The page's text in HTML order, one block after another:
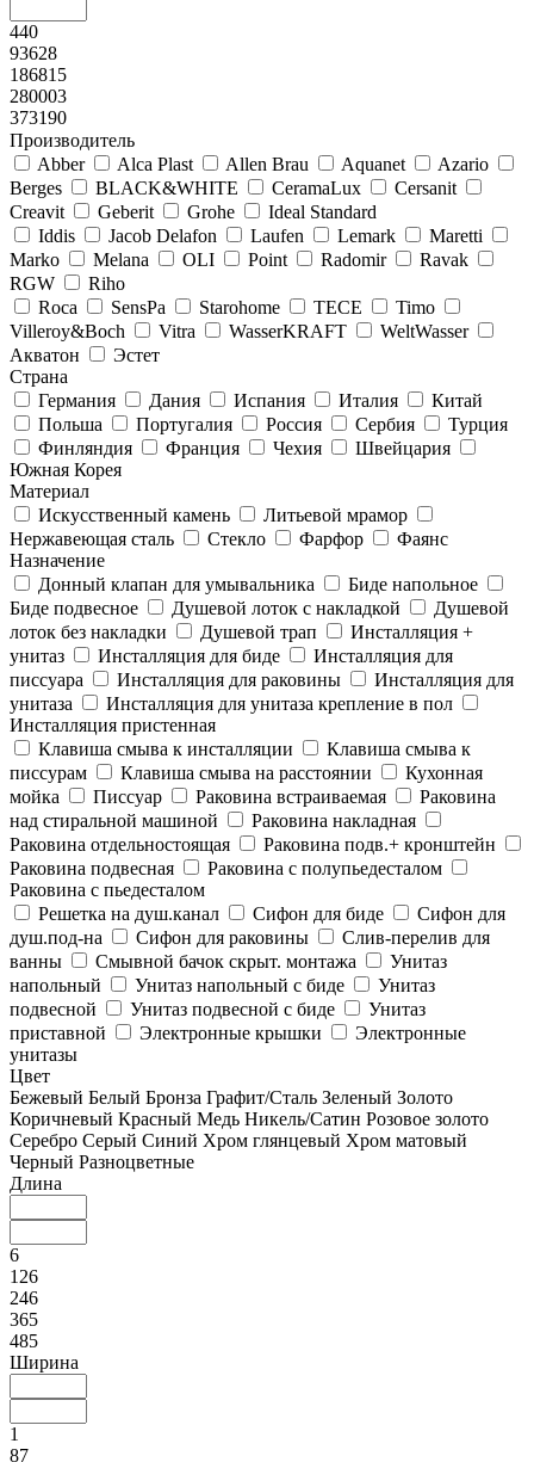
440
93628
186815
280003
373190
Производитель
Abber
Alca Plast Allen Brau Aquanet
Azario
Berges
BLACK&WHITE CeramaLux
Cersanit
Creavit
Geberit Grohe
Ideal Standard
Iddis
Jacob Delafon Laufen Lemark
Maretti
Marko
Melana OLI Point Radomir
Ravak
RGW
Riho
Roca
SensPa Starohome TECE
Timo
Villeroy&Boсh
Vitra WasserKRAFT
WeltWasser
Акватон
Эстет
Страна
Германия
Дания Испания Италия
Китай
Польша
Португалия Россия Сербия
Турция
Финляндия
Франция Чехия
Швейцария
Южная Корея
Материал
Искусственный камень
Литьевой мрамор
Нержавеющая сталь
Стекло Фарфор
Фаянс
Назначение
Донный клапан для умывальника
Биде напольное
Биде подвесное
Душевой лоток с накладкой
Душевой
лоток без накладки
Душевой трап
Инсталляция +
унитаз
Инсталляция для биде
Инсталляция для
писсуара
Инсталляция для раковины
Инсталляция для
унитаза
Инсталляция для унитаза крепление в пол
Инсталляция пристенная
Клавиша смыва к инсталляции
Клавиша смыва к
писсурам
Клавиша смыва на расстоянии
Кухонная
мойка
Писсуар Раковина встраиваемая
Раковина
над стиральной машиной
Раковина накладная
Раковина отдельностоящая
Раковина подв.+ кронштейн
Раковина подвесная
Раковина с полупьедесталом
Раковина с пьедесталом
Решетка на душ.канал
Сифон для биде
Сифон для
душ.под-на
Сифон для раковины
Слив-перелив для
ванны
Смывной бачок скрыт. монтажа
Унитаз
напольный
Унитаз напольный с биде
Унитаз
подвесной
Унитаз подвесной с биде
Унитаз
приставной
Электронные крышки
Электронные
унитазы
Цвет
Бежевый Белый Бронза Графит/Сталь Зеленый Золото
Коричневый Красный Медь Никель/Сатин Розовое золото
Серебро Серый Синий Хром глянцевый Хром матовый
Черный Разноцветные
Длина
6
126
246
365
485
Ширина
1
87